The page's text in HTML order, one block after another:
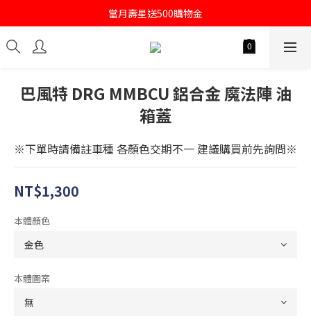
註冊會員即送購物金100
當月壽星送500購物金
註冊會員即送購物金100
巴風特 DRG MMBCU 鋁合金 魔法陣 油
箱蓋
※下單時請備註車種 各顏色交期不一 建議購買前先詢問※
NT$1,300
本體顏色
本體圖案